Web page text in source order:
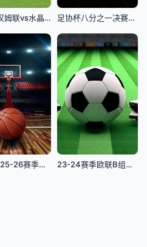
英超 西汉姆联vs水晶宫 (苗锟) 20231203 足协杯八分之一决赛：重庆铜梁龙VS青岛西海岸20260621
7月21日25-26赛季全国女子篮球锦标赛 北京大学89VS83北京首钢 23-24赛季欧联B组第6轮 布莱顿VS马赛